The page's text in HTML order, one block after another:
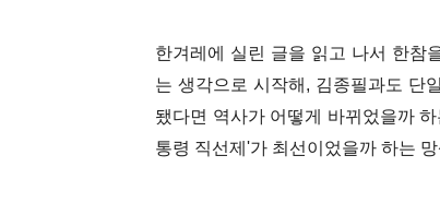
한겨레에 실린 글을 읽고 나서 한참
는 생각으로 시작해, 김종필과도 단
됐다면 역사가 어떻게 바뀌었을까
통령 직선제'가 최선이었을까 하는